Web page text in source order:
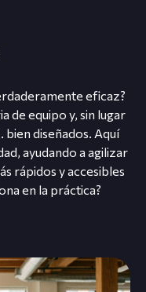
eficaz?
de equipo y, sin lugar
bien diseñados. Aquí
ayudando a agilizar
rápidos y accesibles
en la práctica?